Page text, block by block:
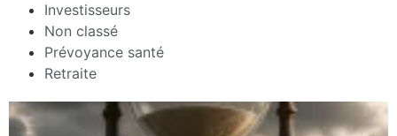
Investisseurs
Non classé
Prévoyance santé
Retraite